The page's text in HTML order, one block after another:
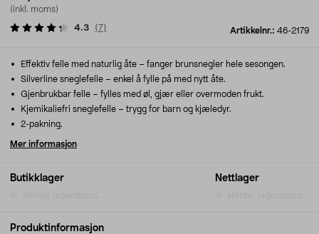
(inkl. moms)
Artikkelnr.: 46-2179
4.3 (7)
Butikklager Nettlager
Effektiv felle med naturlig åte – fanger brunsnegler hele sesongen.
Silverline sneglefelle – enkel å fylle på med nytt åte.
Gjenbrukbar felle – fylles med øl, gjær eller overmoden frukt.
Kjemikaliefri sneglefelle – trygg for barn og kjæledyr.
2-pakning.
Mer informasjon
Produktinformasjon